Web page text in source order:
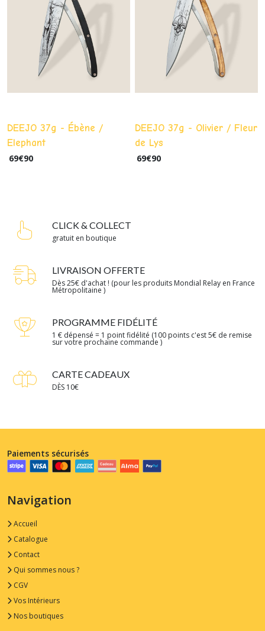
DEEJO 37g - Ébène /
Elephant
69€90
DEEJO 37g - Olivier / Fleur
de Lys
69€90
CLICK & COLLECT
gratuit en boutique
LIVRAISON OFFERTE
Dès 25€ d'achat ! (pour les produits Mondial Relay en France
Métropolitaine )
PROGRAMME FIDÉLITÉ
1 € dépensé = 1 point fidélité (100 points c'est 5€ de remise
sur votre prochaine commande )
CARTE CADEAUX
DÈS 10€
Paiements sécurisés
Navigation
Accueil
Catalogue
Contact
Qui sommes nous ?
CGV
Vos Intérieurs
Nos boutiques